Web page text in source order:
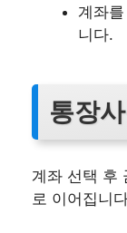
계좌
니다.
통장
계좌 선택 후
로 이어집니